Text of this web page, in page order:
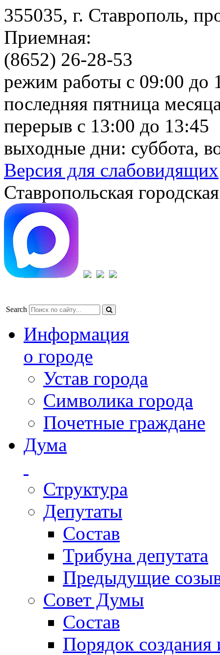
355035, г. Ставрополь,
Приемная:
(8652) 26-28-53
режим работы с 09:00 до
последняя пятница
перерыв с 13:00 до 13:45
выходные дни: суббота,
Версия для слабовидящих
Ставропольская
Search
Информация
о городе
Устав города
Символика города
Почетные граждане
Дума
Структура
Депутаты
Состав
Трибуна депутата
Предыдущие
Совет Думы
Состав
Порядок создания